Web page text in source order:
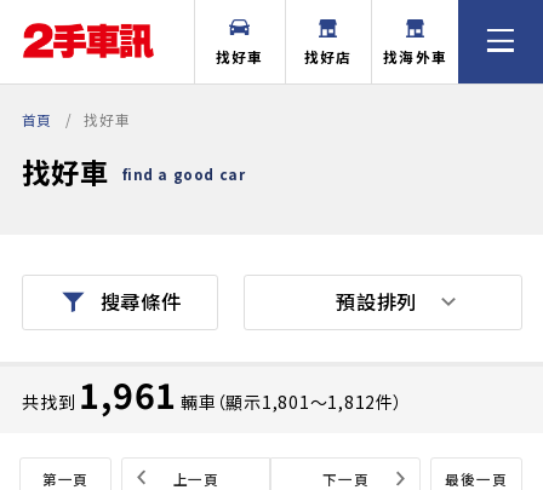
找好車 找好店 找海外車
首頁 找好車
找好車 find a good car
搜尋條件
共找到 1,961 輛車（顯示1,801〜1,812件）
第一頁 最後一頁
上一頁 下一頁
預設排列